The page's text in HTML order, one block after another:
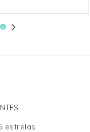
estrelas